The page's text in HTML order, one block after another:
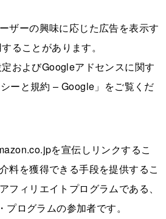
ザーの興味に応じた広告を表示す
ることがあります。
およびGoogleアドセンスに関す
ーと規約 – Google」をご覧くだ
を宣伝しリンクするこ
料を獲得できる手段を提供するこ
フィリエイトプログラムである、
ログラムの参加者です。